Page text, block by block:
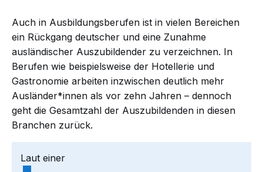
Auch in Ausbildungsberufen ist in vielen Bereichen
ein Rückgang deutscher und eine Zunahme
ausländischer Auszubildender zu verzeichnen. In
Berufen wie beispielsweise der Hotellerie und
Gastronomie arbeiten inzwischen deutlich mehr
Ausländer*innen als vor zehn Jahren – dennoch
geht die Gesamtzahl der Auszubildenden in diesen
Branchen zurück.
Laut einer